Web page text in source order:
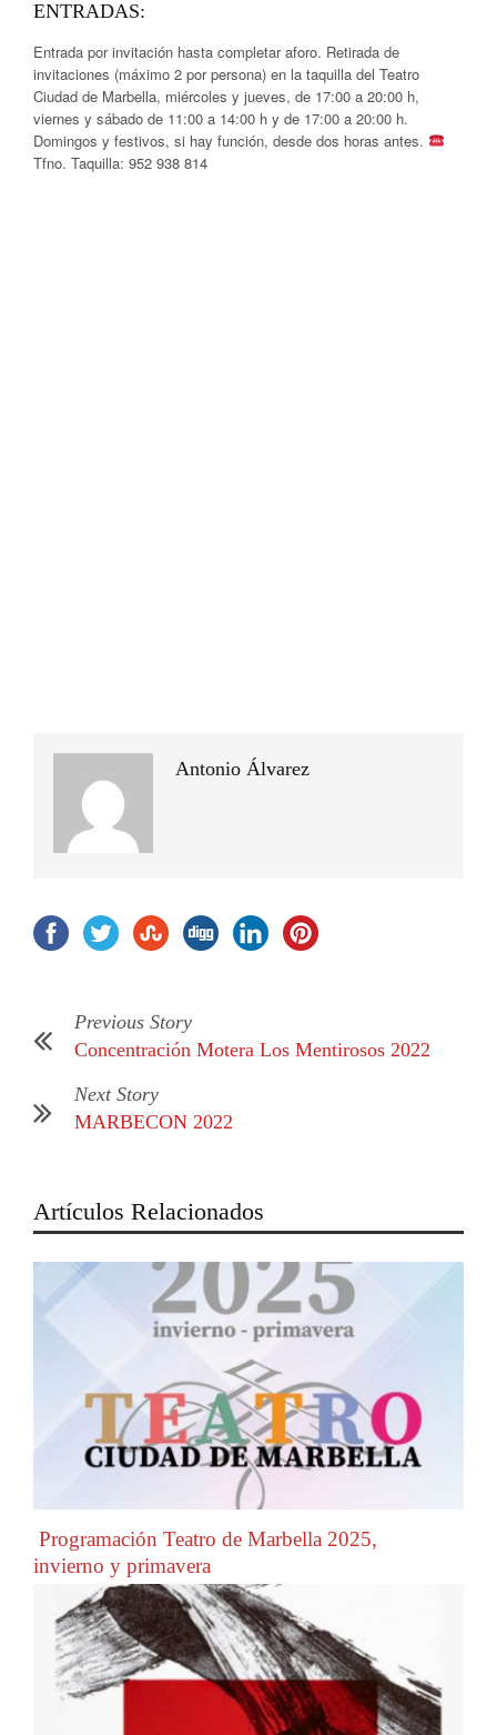
ENTRADAS:
Entrada por invitación hasta completar aforo. Retirada de
invitaciones (máximo 2 por persona) en la taquilla del Teatro
Ciudad de Marbella, miércoles y jueves, de 17:00 a 20:00 h,
viernes y sábado de 11:00 a 14:00 h y de 17:00 a 20:00 h.
Domingos y festivos, si hay función, desde dos horas antes.
Tfno. Taquilla: 952 938 814
Antonio Álvarez
Previous Story
Concentración Motera Los Mentirosos 2022
Next Story
MARBECON 2022
Artículos Relacionados
Programación Teatro de Marbella 2025,
invierno y primavera